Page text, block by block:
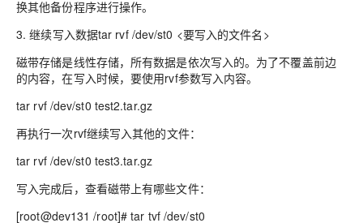
换其他备份程序进行操作。
3. 继续写入数据tar rvf /dev/st0 <要写入的文件名>
磁带存储是线性存储，所有数据是依次写入的。为了不覆盖前边
的内容，在写入时候，要使用rvf参数写入内容。
tar rvf /dev/st0 test2.tar.gz
再执行一次rvf继续写入其他的文件：
tar rvf /dev/st0 test3.tar.gz
写入完成后，查看磁带上有哪些文件：
[root@dev131 /root]# tar tvf /dev/st0